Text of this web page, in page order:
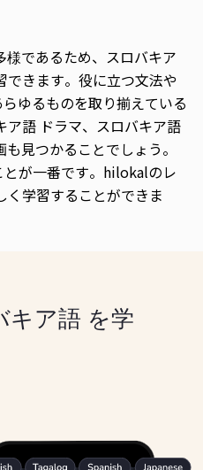
であるため、スロバキア
できます。役に立つ文法や
ゆるものを取り揃えている
ア語 ドラマ、スロバキア語
見つかることでしょう。
が一番です。hilokalのレ
く学習することができま
ア語 を学